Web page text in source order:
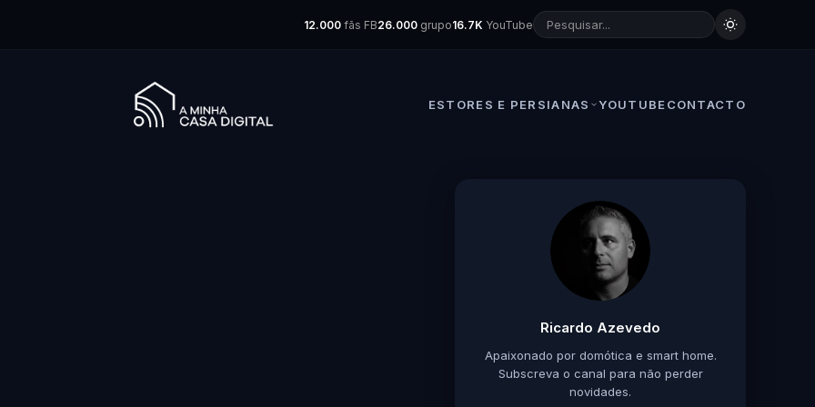
12.000 fãs FB26.000 grupo16.7K YouTube
ESTORES E PERSIANAS YOUTUBE CONTACTO
Ricardo Azevedo
Apaixonado por domótica e smart home.
Subscreva o canal para não perder
novidades.